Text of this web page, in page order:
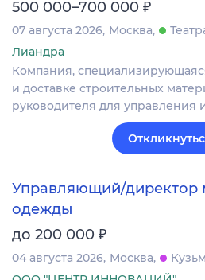
500 000–700 000 ₽
07 августа 2026 Москва
Лиандра
Компания,
и доставке строительных
руководителя для управления
Управляющий/директор
одежды
до 200 000 ₽
04 августа 2026 Москва